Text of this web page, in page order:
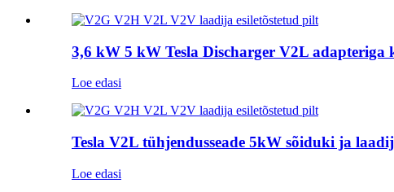
3,6 kW 5 kW Tesla Discharger V2L adapteriga
Loe edasi
Tesla V2L tühjendusseade 5kW sõiduki ja
Loe edasi